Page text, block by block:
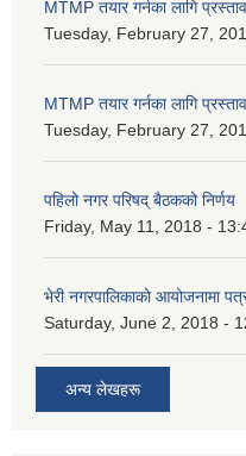
MTMP तयार गर्नका लागि
Tuesday, February 27,
MTMP तयार गर्नका लागि
Tuesday, February 27,
पहिलो नगर परिषद् बैठकको निर्णय
Friday, May 11, 2018 -
भेरी नगरपालिकाको आयोजनामा
Saturday, June 2, 2018 -
अन्य लेखहरू